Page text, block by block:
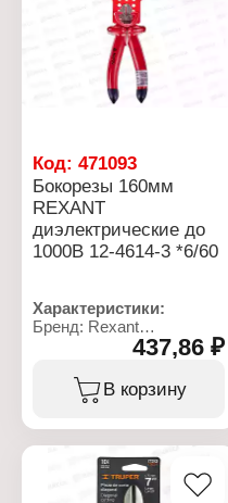
Характеристики:
Бренд: Trigger
Артикул: 84963
Серия: "Профи"
односторонние
Материал: сталь S2
Наконечник: PZ1
Длина: 25 мм
Количество: 3 шт
Магнитная: да
Код: 471093
Бокорезы 160мм
REXANT
диэлектрические до
1000В 12-4614-3 *6/60
Характеристики:
Бренд: Rexant
Артикул: 12-4614-3
Тип товара: Бокорезы
Особенность:
Размер: 160 мм
Материал: углеродистая
437,86 ₽
В корзину